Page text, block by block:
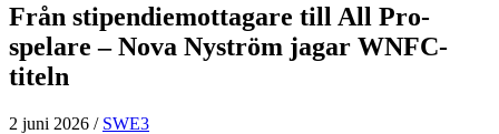
Från stipendiemottagare till All Pro-
spelare – Nova Nyström jagar WNFC-
titeln
2 juni 2026 / SWE3